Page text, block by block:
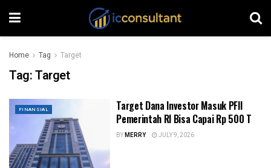
Home Tag Target
Tag:Target
FINANSIAL
Target Dana Investor Masuk PFII
Pemerintah RI Bisa Capai Rp 500 T
BYMERRY JULY 9, 2026